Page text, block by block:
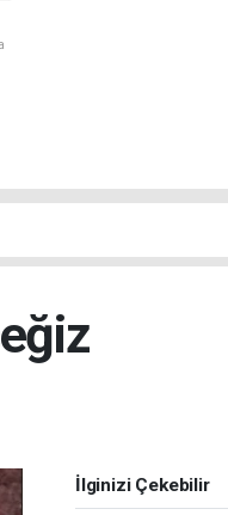
İlginizi Çekebilir